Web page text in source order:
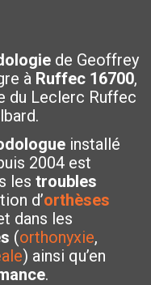
de Geoffrey
à Ruffec 16700,
du Leclerc Ruffec
installé
2004 est
lestroubles
d’orthèses
dans les
(orthonyxie,
) ainsi qu’en
.